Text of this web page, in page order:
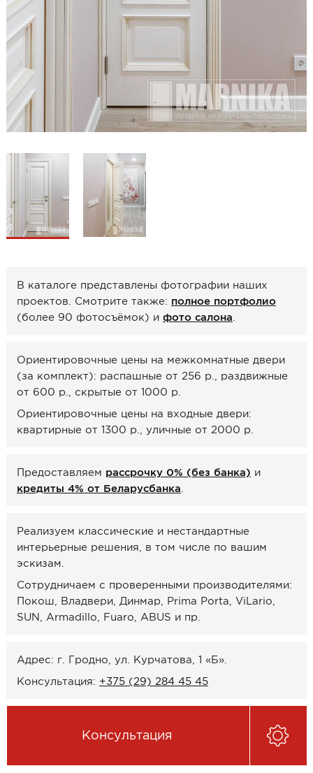
Шпонированные
Двери-книги
Маятниковые
Межкомнатные перегородки
Стеновые панели
Образцы межкомнатные
Фурнитура
Ручки дверные
Завертки, блокады
Системы открывания
Каталоги от производителей
Сервис
Консультация
Замер
Онлайн-формат работы
Рассрочка 0% (без банка)
Кредиты 4% от Беларусбанка
Карты рассрочек
О компании
Сотрудничество
ЗАКАЗАТЬ КОНСУЛЬТАЦИЮ
В каталоге представлены фотографии наших
проектов. Смотрите также: полное портфолио
(более 90 фотосъёмок) и фото салона
Ориентировочные цены на межкомнатные двери
(за комплект): распашные от 256 р., раздвижные
от 600 р., скрытые от 1000 р.
Ориентировочные цены на входные двери:
квартирные от 1300 р., уличные от 2000 р.
Предоставляем рассрочку 0% (без банка) и
кредиты 4% от Беларусбанка
Реализуем классические и нестандартные
интерьерные решения, в том числе по вашим
эскизам.
Сотрудничаем с проверенными производителями:
Покош, Владвери, Динмар, Prima Porta, ViLario,
SUN, Armadillo, Fuaro, ABUS и пр.
Адрес: г. Гродно, ул. Курчатова, 1 «Б».
Консультация: +375 (29) 284 45 45
Консультация